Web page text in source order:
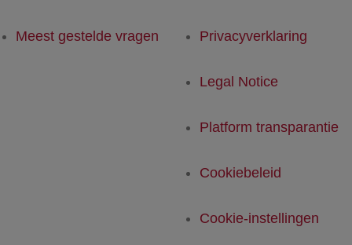
Meest gestelde vragen Privacyverklaring
Legal Notice
Platform transparantie
Cookiebeleid
Cookie-instellingen